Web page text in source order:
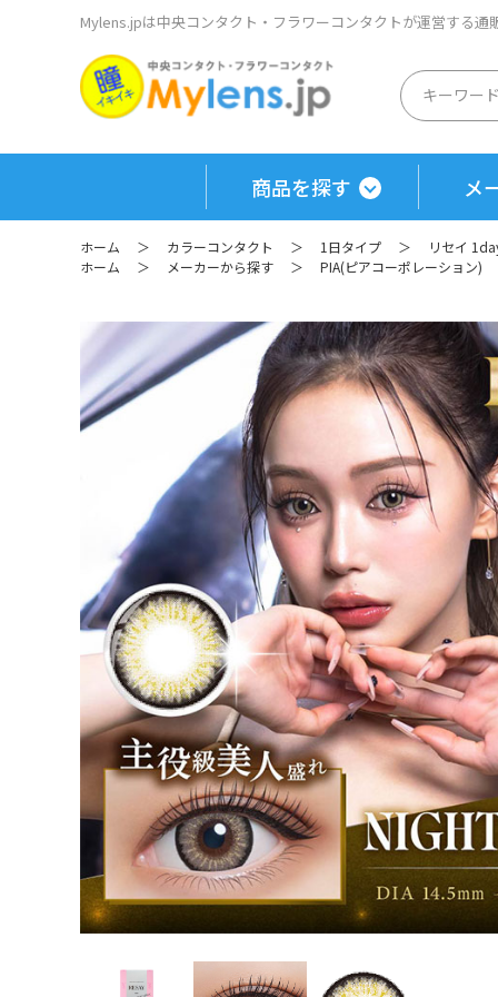
Mylens.jpは中央コンタクト・フラワーコンタクトが運営する通
商品を探す メ
ホーム ＞ カラーコンタクト ＞ 1日タイプ ＞
リセイ
ホーム
＞ メーカーから探す ＞ PIA(ピアコーポレーション)